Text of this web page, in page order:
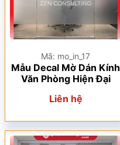
Mã: mo_in_17
Mẫu Decal Mờ Dán Kính
Văn Phòng Hiện Đại
Liên hệ